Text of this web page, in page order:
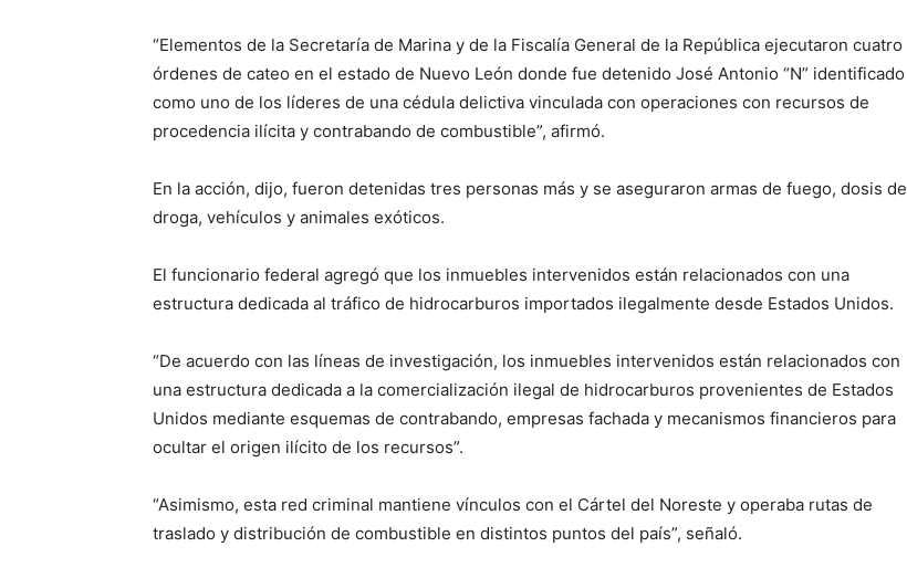
“Elementos de la Secretaría de Marina y de la Fiscalía General de la República ejecutaron cuatro
órdenes de cateo en el estado de Nuevo León donde fue detenido José Antonio “N” identificado
como uno de los líderes de una cédula delictiva vinculada con operaciones con recursos de
procedencia ilícita y contrabando de combustible”, afirmó.
En la acción, dijo, fueron detenidas tres personas más y se aseguraron armas de fuego, dosis de
droga, vehículos y animales exóticos.
El funcionario federal agregó que los inmuebles intervenidos están relacionados con una
estructura dedicada al tráfico de hidrocarburos importados ilegalmente desde Estados Unidos.
“De acuerdo con las líneas de investigación, los inmuebles intervenidos están relacionados con
una estructura dedicada a la comercialización ilegal de hidrocarburos provenientes de Estados
Unidos mediante esquemas de contrabando, empresas fachada y mecanismos financieros para
ocultar el origen ilícito de los recursos”.
“Asimismo, esta red criminal mantiene vínculos con el Cártel del Noreste y operaba rutas de
traslado y distribución de combustible en distintos puntos del país”, señaló.